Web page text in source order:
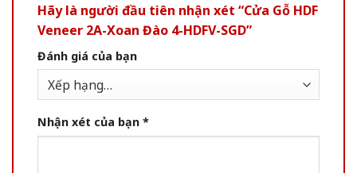
Hãy là người đầu tiên nhận xét “Cửa Gỗ HDF
Veneer 2A-Xoan Đào 4-HDFV-SGD”
Đánh giá của bạn
Nhận xét của bạn *